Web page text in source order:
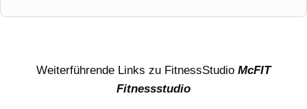
Weiterführende Links zu FitnessStudio McFIT
Fitnessstudio